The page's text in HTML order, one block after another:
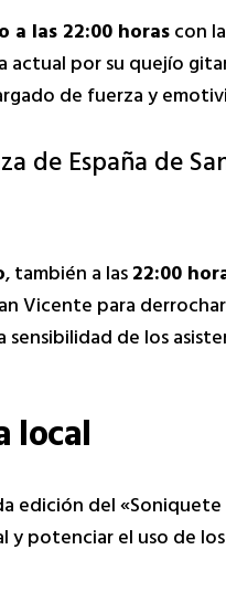
a las 22:00 horascon
actual por su quejío
de fuerza y
de España de
, también a las22:00
Vicente para
de los
local
edición del
potenciar el uso de